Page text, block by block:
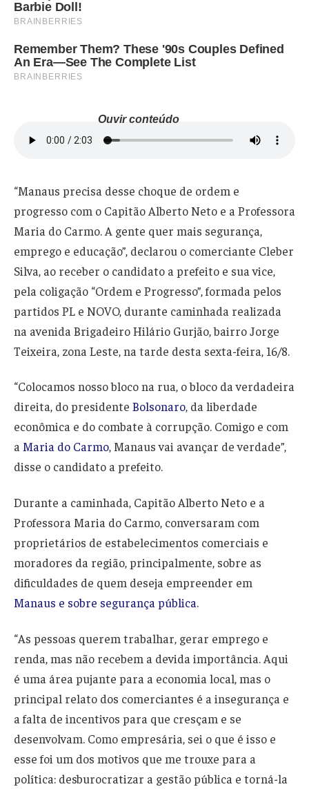
Ouvir conteúdo
“Manaus precisa desse choque de ordem e
progresso com o Capitão Alberto Neto e a Professora
Maria do Carmo. A gente quer mais segurança,
emprego e educação”, declarou o comerciante Cleber
Silva, ao receber o candidato a prefeito e sua vice,
pela coligação “Ordem e Progresso”, formada pelos
partidos PL e NOVO, durante caminhada realizada
na avenida Brigadeiro Hilário Gurjão, bairro Jorge
Teixeira, zona Leste, na tarde desta sexta-feira, 16/8.
“Colocamos nosso bloco na rua, o bloco da verdadeira
direita, do presidente Bolsonaro, da liberdade
econômica e do combate à corrupção. Comigo e com
aMaria do Carmo, Manaus vai avançar de verdade”,
disse o candidato a prefeito.
Durante a caminhada, Capitão Alberto Neto e a
Professora Maria do Carmo, conversaram com
proprietários de estabelecimentos comerciais e
moradores da região, principalmente, sobre as
dificuldades de quem deseja empreender em
Manaus e sobre segurança pública.
“As pessoas querem trabalhar, gerar emprego e
renda, mas não recebem a devida importância. Aqui
é uma área pujante para a economia local, mas o
principal relato dos comerciantes é a insegurança e
a falta de incentivos para que cresçam e se
desenvolvam. Como empresária, sei o que é isso e
esse foi um dos motivos que me trouxe para a
política: desburocratizar a gestão pública e torná-la